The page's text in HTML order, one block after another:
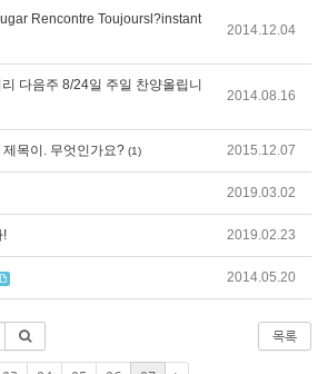
Rencontre Toujoursl?instant
2014.12.04
다음주 8/24일 주일 찬양올립니
2014.08.16
목이. 무엇인가요? (1) 2015.12.07
2019.03.02
! 2019.02.23
2014.05.20
목록